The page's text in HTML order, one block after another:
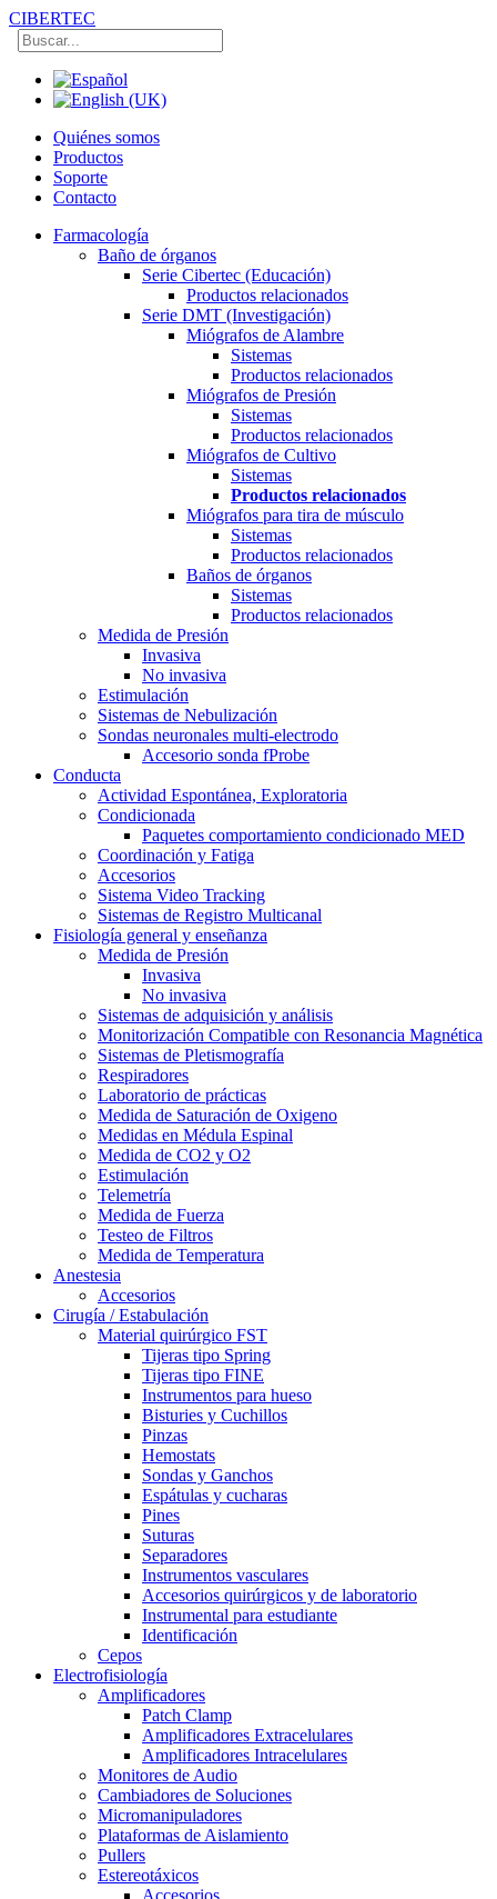
CIBERTEC
Quiénes somos
Productos
Soporte
Contacto
Farmacología
Baño de órganos
Serie Cibertec (Educación)
Productos relacionados
Serie DMT (Investigación)
Miógrafos de Alambre
Sistemas
Productos relacionados
Miógrafos de Presión
Sistemas
Productos relacionados
Miógrafos de Cultivo
Sistemas
Productos relacionados
Miógrafos para tira de músculo
Sistemas
Productos relacionados
Baños de órganos
Sistemas
Productos relacionados
Medida de Presión
Invasiva
No invasiva
Estimulación
Sistemas de Nebulización
Sondas neuronales multi-electrodo
Accesorio sonda fProbe
Conducta
Actividad Espontánea, Exploratoria
Condicionada
Paquetes comportamiento condicionado MED
Coordinación y Fatiga
Accesorios
Sistema Video Tracking
Sistemas de Registro Multicanal
Fisiología general y enseñanza
Medida de Presión
Invasiva
No invasiva
Sistemas de adquisición y análisis
Monitorización Compatible con Resonancia Magnética
Sistemas de Pletismografía
Respiradores
Laboratorio de prácticas
Medida de Saturación de Oxigeno
Medidas en Médula Espinal
Medida de CO2 y O2
Estimulación
Telemetría
Medida de Fuerza
Testeo de Filtros
Medida de Temperatura
Anestesia
Accesorios
Cirugía / Estabulación
Material quirúrgico FST
Tijeras tipo Spring
Tijeras tipo FINE
Instrumentos para hueso
Bisturies y Cuchillos
Pinzas
Hemostats
Sondas y Ganchos
Espátulas y cucharas
Pines
Suturas
Separadores
Instrumentos vasculares
Accesorios quirúrgicos y de laboratorio
Instrumental para estudiante
Identificación
Cepos
Electrofisiología
Amplificadores
Patch Clamp
Amplificadores Extracelulares
Amplificadores Intracelulares
Monitores de Audio
Cambiadores de Soluciones
Micromanipuladores
Plataformas de Aislamiento
Pullers
Estereotáxicos
Accesorios